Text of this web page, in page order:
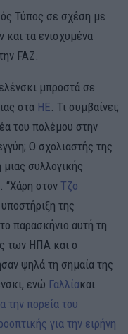
Τύπος σε σχέση με
και τα ενισχυμένα
FAZ.
μπροστά σε
στα HE . Τι συμβαίνει;
του πολέμου στην
Ο σχολιαστής της
συλλογικής
“Χάρη στον Τζο
της
παρασκήνιο αυτή τη
των ΗΠΑ και ο
ψηλά τη σημαία της
ενώ Γαλλίακαι
την πορεία του
για την ειρήνη